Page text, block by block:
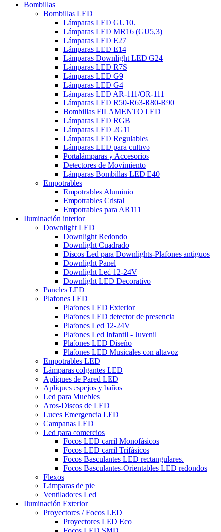
Bombillas
Bombillas LED
Lámparas LED GU10.
Lámparas LED MR16 (GU5,3)
Lámparas LED E27
Lámparas LED E14
Lámparas Downlight LED G24
Lámparas LED R7S
Lámparas LED G9
Lámparas LED G4
Lámparas LED AR-111/QR-111
Lámparas LED R50-R63-R80-R90
Bombillas FILAMENTO LED
Lámparas LED RGB
Lámparas LED 2G11
Lámparas LED Regulables
Lámparas LED para cultivo
Portalámparas y Accesorios
Detectores de Movimiento
Lámparas Bombillas LED E40
Empotrables
Empotrables Aluminio
Empotrables Cristal
Empotrables para AR111
Iluminación interior
Downlight LED
Downlight Redondo
Downlight Cuadrado
Discos Led para Downlights-Plafones antiguos
Downlight Panel
Downlight Led 12-24V
Downlight LED Decorativo
Paneles LED
Plafones LED
Plafones LED Exterior
Plafones LED detector de presencia
Plafones Led 12-24V
Plafones Led Infantil - Juvenil
Plafones LED Diseño
Plafones LED Musicales con altavoz
Empotrables LED
Lámparas colgantes LED
Apliques de Pared LED
Apliques espejos y baños
Led para Muebles
Aros-Discos de LED
Luces Emergencia LED
Campanas LED
Led para comercios
Focos LED carril Monofásicos
Focos LED carril Trifásicos
Focos Basculantes LED rectangulares.
Focos Basculantes-Orientables LED redondos
Flexos
Lámparas de pie
Ventiladores Led
Iluminación Exterior
Proyectores / Focos LED
Proyectores LED Eco